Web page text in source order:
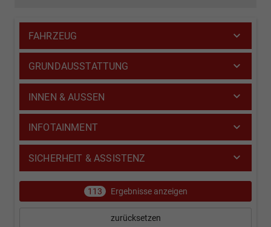
FAHRZEUG
GRUNDAUSSTATTUNG
INNEN & AUSSEN
INFOTAINMENT
SICHERHEIT & ASSISTENZ
113 Ergebnisse anzeigen
zurücksetzen